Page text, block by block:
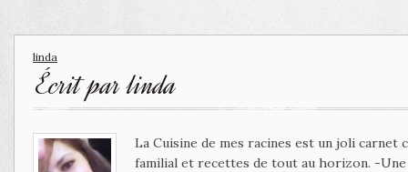
linda
Écrit parlinda
La Cuisine de mes racines est un joli
familial et recettes de tout au horizon. -